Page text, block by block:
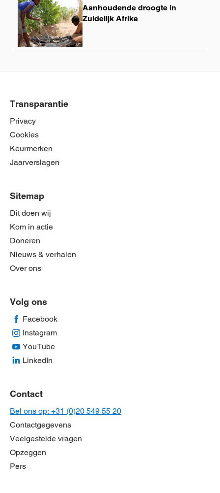
Aanhoudende droogte in
Zuidelijk Afrika
meer
Transparantie
Privacy
Cookies
Keurmerken
Jaarverslagen
Sitemap
Dit doen wij
Kom in actie
Doneren
Nieuws & verhalen
Over ons
Volg ons
Facebook
Instagram
YouTube
LinkedIn
Contact
Bel ons op: +31 (0)20 549 55 20
Contactgegevens
Veelgestelde vragen
Opzeggen
Pers